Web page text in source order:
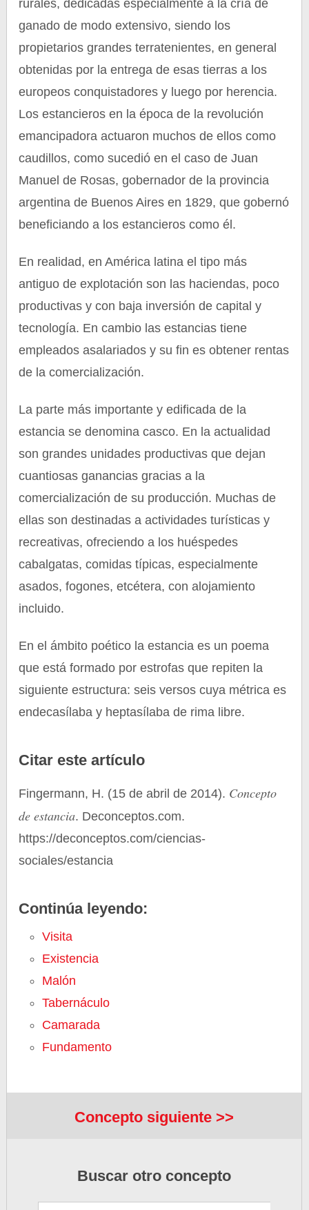
rurales, dedicadas especialmente a la cría de
ganado de modo extensivo, siendo los
propietarios grandes terratenientes, en general
obtenidas por la entrega de esas tierras a los
europeos conquistadores y luego por herencia.
Los estancieros en la época de la revolución
emancipadora actuaron muchos de ellos como
caudillos, como sucedió en el caso de Juan
Manuel de Rosas, gobernador de la provincia
argentina de Buenos Aires en 1829, que gobernó
beneficiando a los estancieros como él.
En realidad, en América latina el tipo más
antiguo de explotación son las haciendas, poco
productivas y con baja inversión de capital y
tecnología. En cambio las estancias tiene
empleados asalariados y su fin es obtener rentas
de la comercialización.
La parte más importante y edificada de la
estancia se denomina casco. En la actualidad
son grandes unidades productivas que dejan
cuantiosas ganancias gracias a la
comercialización de su producción. Muchas de
ellas son destinadas a actividades turísticas y
recreativas, ofreciendo a los huéspedes
cabalgatas, comidas típicas, especialmente
asados, fogones, etcétera, con alojamiento
incluido.
En el ámbito poético la estancia es un poema
que está formado por estrofas que repiten la
siguiente estructura: seis versos cuya métrica es
endecasílaba y heptasílaba de rima libre.
Citar este artículo
Fingermann, H. (15 de abril de 2014). Concepto
de estancia. Deconceptos.com.
https://deconceptos.com/ciencias-
sociales/estancia
Continúa leyendo:
Visita
Existencia
Malón
Tabernáculo
Camarada
Fundamento
Concepto siguiente >>
Buscar otro concepto